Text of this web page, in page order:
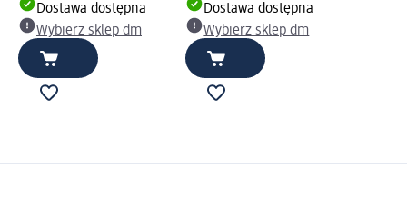
Dostawa dostępna
Wybierz sklep dm
Dostawa dostępna
Wybierz sklep dm